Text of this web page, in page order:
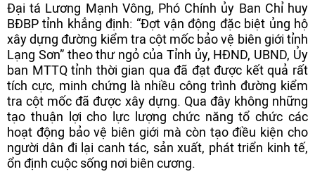
Đại tá Lương Mạnh Vông, Phó Chính ủy Ban Chỉ huy
BĐBP tỉnh khẳng định: “Đợt vận động đặc biệt ủng hộ
xây dựng đường kiểm tra cột mốc bảo vệ biên giới tỉnh
Lạng Sơn” theo thư ngỏ của Tỉnh ủy, HĐND, UBND, Ủy
ban MTTQ tỉnh thời gian qua đã đạt được kết quả rất
tích cực, minh chứng là nhiều công trình đường kiểm
tra cột mốc đã được xây dựng. Qua đây không những
tạo thuận lợi cho lực lượng chức năng tổ chức các
hoạt động bảo vệ biên giới mà còn tạo điều kiện cho
người dân đi lại canh tác, sản xuất, phát triển kinh tế,
ổn định cuộc sống nơi biên cương.